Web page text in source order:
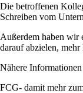
Die betroffenen
Schreiben vom
Außerdem haben wir
darauf abzielen,
Nähere
FCG- damit mehr